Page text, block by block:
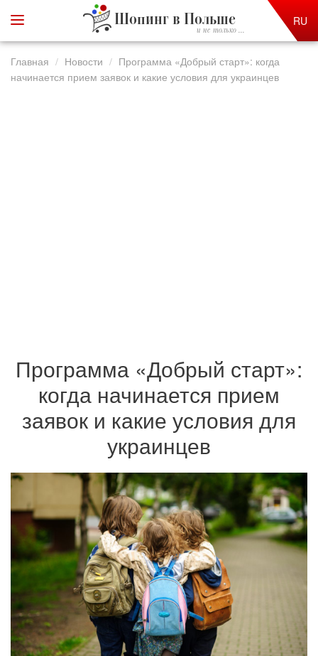
Шопинг в Польше
и не только ...
RU
Главная Новости
Программа «Добрый старт»: когда
начинается прием заявок и какие условия для украинцев
Программа «Добрый старт»:
когда начинается прием
заявок и какие условия для
украинцев